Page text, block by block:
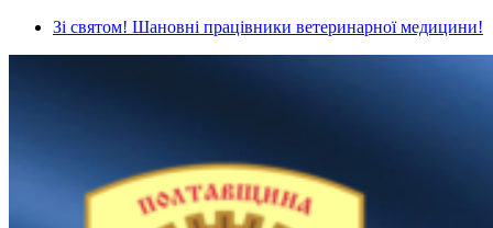
Зі святом! Шановні працівники ветеринарної медицини!